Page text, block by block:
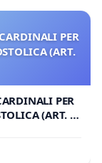
PER
(ART.
PER
(ART. 3